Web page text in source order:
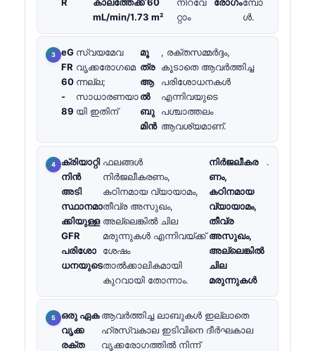
mL/min/1.73 m²
റ്റാം
ൾ.
eG
FR
60
-
89
സ്വയമേവ
വൃക്കരോഗമെ
ന്നല്ല;
സാധാരണയാ
യി ഇതിന്
മൂ
ത്ര
ആ
ൽ
ബു
മിൻ
, രക്തസമ്മർദ്ദം,
കൂടാതെ ആവർത്തിച്ച
പരിശോധനകൾ
എന്നിവയുടെ
പശ്ചാത്തലം
ആവശ്യമാണ്.
ക്രിയാറ്റി
നിൻ
അടി
സ്ഥാനമാ
ക്കിയുള്ള
GFR
പരിശോ
ധനയുടെ
ഫലങ്ങൾ
നിർജലീകരണം,
കഠിനമായ വ്യായാമം,
തീവ്ര അസുഖം,
അല്ലെങ്കിൽ ചില
മരുന്നുകൾ എന്നിവയ്ക്ക്
ശേഷം
താൽക്കാലികമായി
കുറവായി തോന്നാം.
നിർജലീകര
ണം,
കഠിനമായ
വ്യായാമം,
തീവ്ര
അസുഖം,
അല്ലെങ്കിൽ
ചില
മരുന്നുകൾ
.
ഒരു ഏക
വൃക്ക
രക്ത
ആവർത്തിച്ച ലാബുകൾ ഇല്ലാതെ
ഹ്രസ്വകാല ഇടിവിനെ ദീർഘകാല
വൃക്കരോഗത്തിൽ നിന്ന്